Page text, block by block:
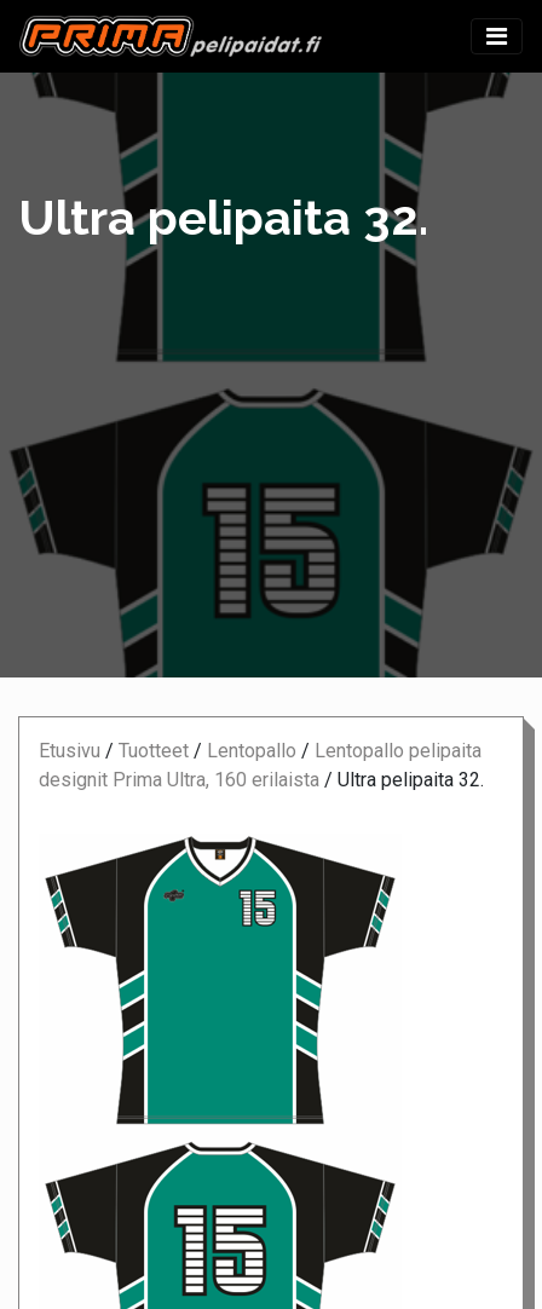
Ultra pelipaita 32.
Etusivu / Tuotteet / Lentopallo / Lentopallo pelipaita
designit Prima Ultra, 160 erilaista / Ultra pelipaita 32.